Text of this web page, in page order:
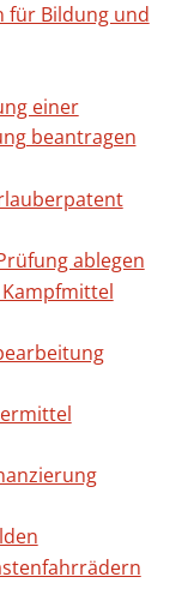
für Bildung und
einer
beantragen
ablegen